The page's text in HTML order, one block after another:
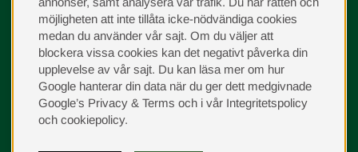
möjligheten att inte tillåta icke-nödvändiga cookies
medan du använder vår sajt. Om du väljer att
blockera vissa cookies kan det negativt påverka din
upplevelse av vår sajt. Du kan läsa mer om hur
Google hanterar din data när du ger dett medgivnade
Google’s Privacy & Terms och i vår Integritetspolicy
och cookiepolicy.